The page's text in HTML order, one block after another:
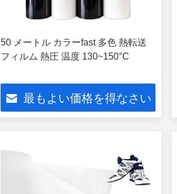
50 メートル カラーfast 多色 熱転送
フィルム 熱圧 温度 130~150°C
最もよい価格を得なさい